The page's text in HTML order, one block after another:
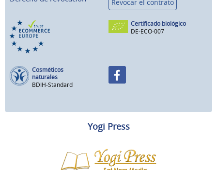
Revocar el contrato
Certificado biológico
DE-ECO-007
Cosméticos
naturales
BDIH-Standard
Yogi Press